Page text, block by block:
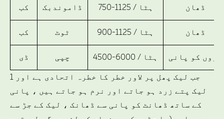
کب ڈاموندبک 750-1125 / ہٹا ڈھان
کب ٹوٹ 900-1125 / ہٹا ڈھان
ڈی چپی 4500-6000 / ہٹا جڑوں کو پانی
1 جب لیک پھل پر لاور خطر کا خطرہ اتحادی ہے اور
لیک پتے زرد ہو جاتے اور نرم ہو جاتے ہیں ، پانی
کے ساتھ ڈھانٹ کو پانی سے ڈھانک ، لیک کے جڑ سے